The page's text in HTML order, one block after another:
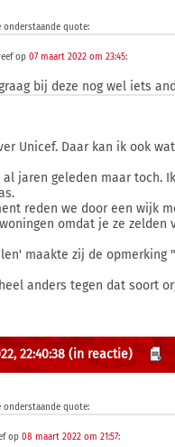
quote:
op07 maart 2022 om 23:45:
bij deze nog wel iets
Unicef. Daar kan ik ook
jaren geleden maar toch.
reden we door een wijk
omdat je ze
maakte zij de
anders tegen dat soort
22:40:38 (in reactie)
quote:
op08 maart 2022 om 21:57: